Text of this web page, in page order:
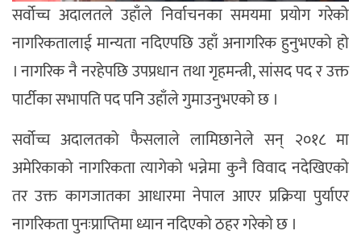
सर्वोच्च अदालतले उहाँले निर्वाचनका समयमा प्रयोग गरेको
नागरिकतालाई मान्यता नदिएपछि उहाँ अनागरिक हुनुभएको हो
। नागरिक नै नरहेपछि उपप्रधान तथा गृहमन्त्री, सांसद पद र उक्त
पार्टीका सभापति पद पनि उहाँले गुमाउनुभएको छ ।
सर्वोच्च अदालतको फैसलाले लामिछानेले सन् २०१८ मा
अमेरिकाको नागरिकता त्यागेको भन्नेमा कुनै विवाद नदेखिएको
तर उक्त कागजातका आधारमा नेपाल आएर प्रक्रिया पुर्याएर
नागरिकता पुनःप्राप्तिमा ध्यान नदिएको ठहर गरेको छ ।